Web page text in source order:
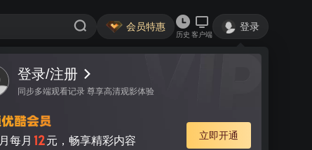
会员特惠
历史 客户端
登录
登录/注册
同步多端观看记录 尊享高清观影体验
月每月 12元，畅享精彩内容 立即开通
视频 讨论
小长门有希的消失